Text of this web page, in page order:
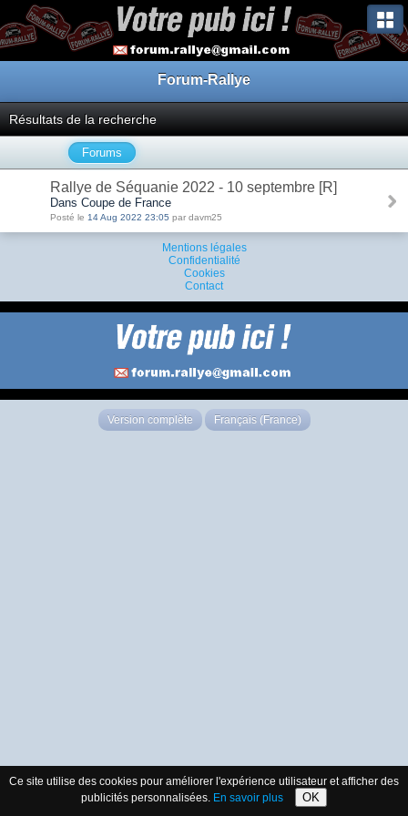
Forum-Rallye
Résultats de la recherche
Forums
Rallye de Séquanie 2022 - 10 septembre [R]
Dans Coupe de France
Posté le 14 Aug 2022 23:05 par davm25
Mentions légales
Confidentialité
Cookies
Contact
Version complète Français (France)
Ce site utilise des cookies pour améliorer l'expérience utilisateur et afficher des
publicités personnalisées. En savoir plus OK